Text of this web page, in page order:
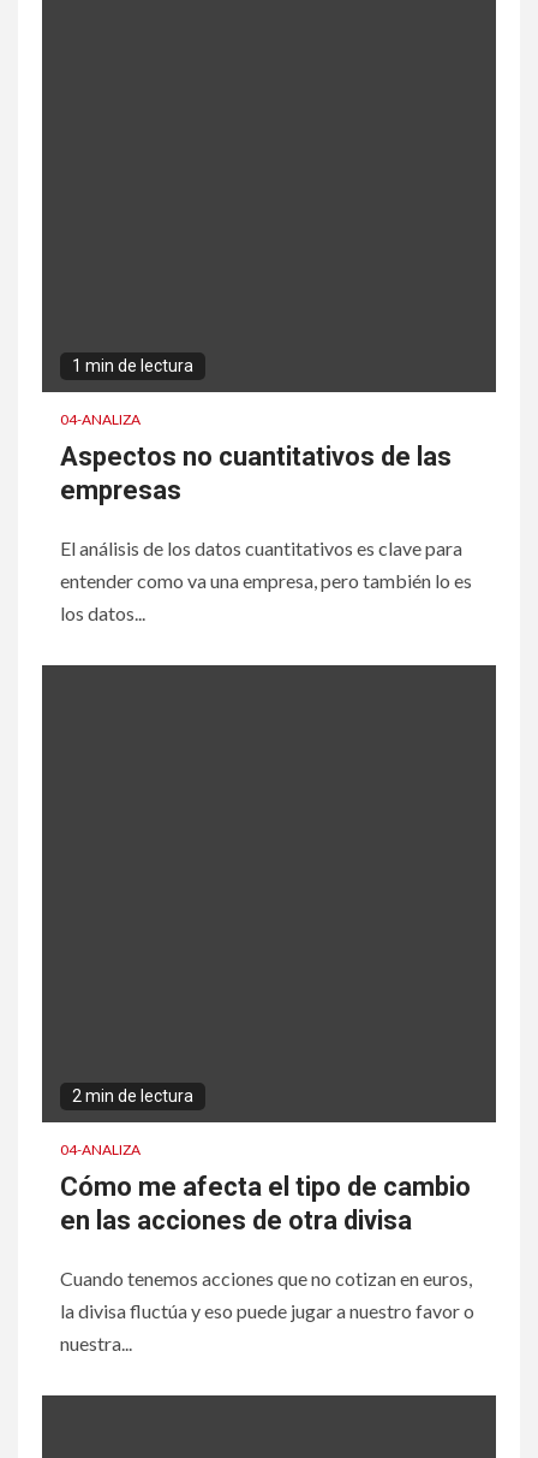
1 min de lectura
04-ANALIZA
Aspectos no cuantitativos de las
empresas
El análisis de los datos cuantitativos es clave para
entender como va una empresa, pero también lo es
los datos...
2 min de lectura
04-ANALIZA
Cómo me afecta el tipo de cambio
en las acciones de otra divisa
Cuando tenemos acciones que no cotizan en euros,
la divisa fluctúa y eso puede jugar a nuestro favor o
nuestra...